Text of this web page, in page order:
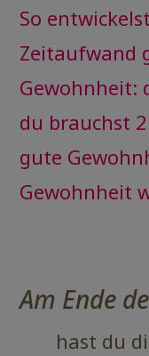
So
Zeitaufwand
Gewohnheit:
du brauchst
gute
Gewohnheit
Am Ende
hast du